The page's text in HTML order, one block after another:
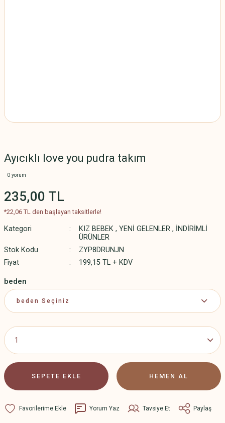
Ayıcıklı love you pudra takım
0 yorum
235,00 TL
*22,06 TL den başlayan taksitlerle!
Kategori KIZ BEBEK , YENİ GELENLER , İNDİRİMLİ
ÜRÜNLER
Stok Kodu
ZYP8DRUNJN
Fiyat
199,15 TL + KDV
beden
SEPETE EKLE HEMEN AL
Yorum Yaz Tavsiye Et Paylaş